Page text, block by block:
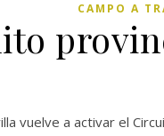
CAMPO A
vuelve a activar el